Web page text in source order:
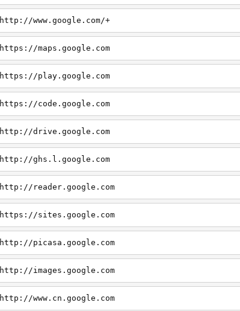
http://www.google.com/+
https://maps.google.com
https://play.google.com
https://code.google.com
http://drive.google.com
http://ghs.l.google.com
http://reader.google.com
https://sites.google.com
http://picasa.google.com
http://images.google.com
http://www.cn.google.com